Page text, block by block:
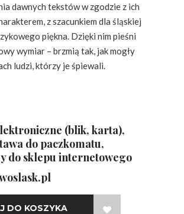
dawnych tekstów w zgodzie z ich
z szacunkiem dla śląskiej
piękna. Dzięki nim pieśni
wymiar – brzmią tak, jak mogły
ludzi, którzy je śpiewali.
(blik, karta),
do paczkomatu,
do sklepu internetowego
WISH LIST